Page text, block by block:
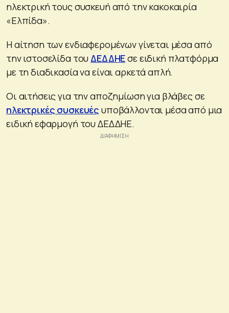
ηλεκτρική τους συσκευή από την κακοκαιρία
«Ελπίδα».
Η αίτηση των ενδιαφερομένων γίνεται μέσα από
την ιστοσελίδα του ΔΕΔΔΗΕσε ειδική πλατφόρμα
με τη διαδικασία να είναι αρκετά απλή.
Οι αιτήσεις για την αποζημίωση για βλάβες σε
ηλεκτρικές συσκευές υποβάλλονται μέσα από μια
ειδική εφαρμογή του ΔΕΔΔΗΕ.